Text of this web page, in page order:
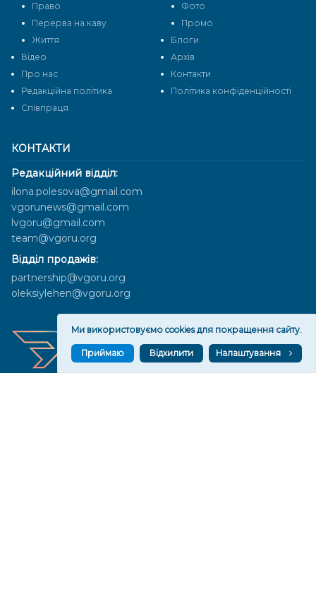
КОНТАКТИ
Редакційний відділ:
ilona.polesova@gmail.com
vgorunews@gmail.com
lvgoru@gmail.com
team@vgoru.org
Відділ продажів:
partnership@vgoru.org
oleksiylehen@vgoru.org
Право
Фото
Перерва на каву
Промо
Життя
Блоги
Відео
Архів
Про нас
Контакти
Редакційна політика
Політика конфіденційності
Cпівпраця
Ми використовуємо cookies для покращення сайту.
Приймаю Відхилити Налаштування